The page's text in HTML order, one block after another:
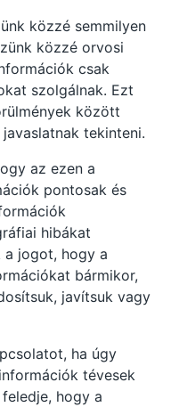
közzé semmilyen
közzé orvosi
csak
szolgálnak. Ezt
között
tekinteni.
az ezen a
pontosak és
hibákat
a jogot, hogy a
bármikor,
javítsuk vagy
ha úgy
tévesek
hogy a